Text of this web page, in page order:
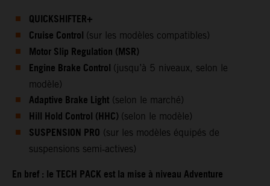
QUICKSHIFTER+
Cruise Control (sur les modèles compatibles)
Motor Slip Regulation (MSR)
Engine Brake Control (jusqu’à 5 niveaux, selon le
modèle)
Adaptive Brake Light (selon le marché)
Hill Hold Control (HHC) (selon le modèle)
SUSPENSION PRO (sur les modèles équipés de
suspensions semi‑actives)
En bref : le TECH PACK est la mise à niveau Adventure